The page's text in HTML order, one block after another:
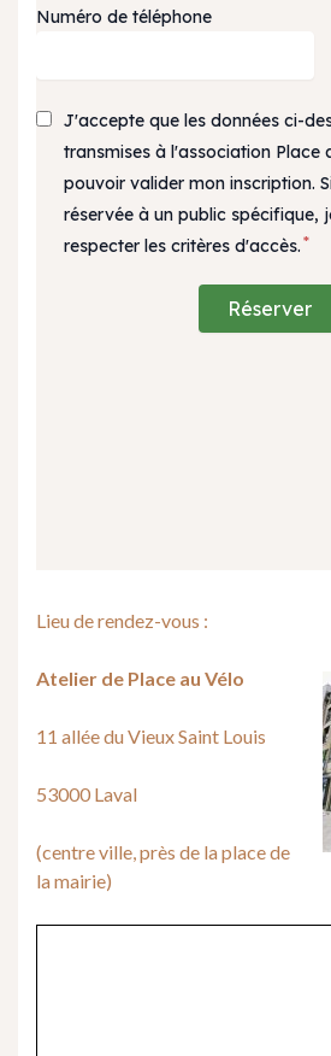
Lieu de rendez-vous :
Atelier de Place au Vélo
11 allée du Vieux Saint Louis
53000 Laval
(centre ville, près de la place de
la mairie)